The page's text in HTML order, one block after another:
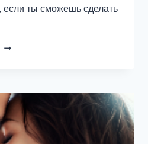
если ты сможешь сделать
ВСЕ
ЗАУЧКА